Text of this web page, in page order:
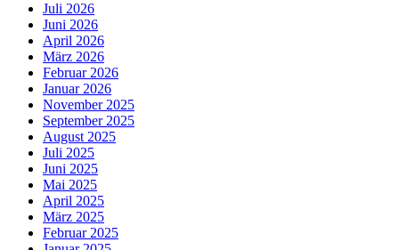
Juli 2026
Juni 2026
April 2026
März 2026
Februar 2026
Januar 2026
November 2025
September 2025
August 2025
Juli 2025
Juni 2025
Mai 2025
April 2025
März 2025
Februar 2025